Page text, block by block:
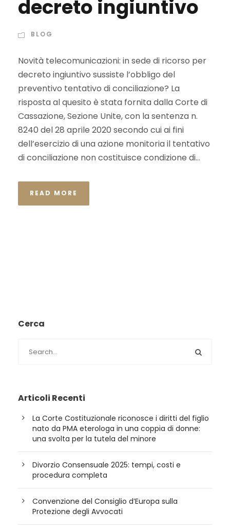
decreto ingiuntivo
BLOG
Novità telecomunicazioni: in sede di ricorso per
decreto ingiuntivo sussiste l’obbligo del
preventivo tentativo di conciliazione? La
risposta al quesito è stata fornita dalla Corte di
Cassazione, Sezione Unite, con la sentenza n.
8240 del 28 aprile 2020 secondo cui ai fini
dell’esercizio di una azione monitoria il tentativo
di conciliazione non costituisce condizione di...
READ MORE
Cerca
Articoli Recenti
La Corte Costituzionale riconosce i diritti del figlio
nato da PMA eterologa in una coppia di donne:
una svolta per la tutela del minore
Divorzio Consensuale 2025: tempi, costi e
procedura completa
Convenzione del Consiglio d’Europa sulla
Protezione degli Avvocati